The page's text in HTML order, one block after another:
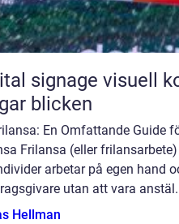
visuell kommunikation som
blicken
En Omfattande Guide
Frilansa (eller
arbetar på egen hand
utan att vara
Hellman